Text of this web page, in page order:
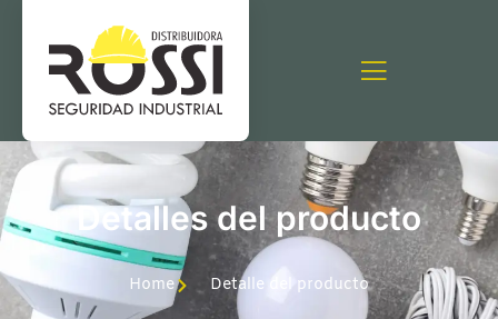
Detalles del producto
Home Detalle del producto